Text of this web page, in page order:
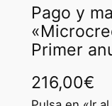
Pago y
Primer
216,00€